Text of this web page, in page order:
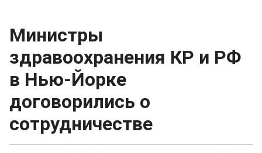
Министры
здравоохранения КР и РФ
в Нью-Йорке
договорились о
сотрудничестве